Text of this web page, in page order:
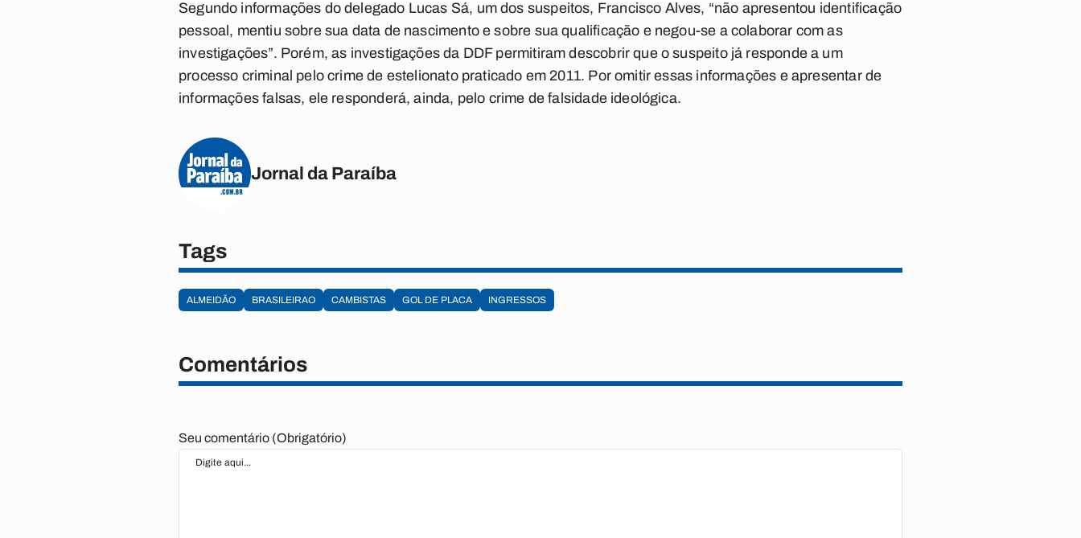
Segundo informações do delegado Lucas Sá, um dos suspeitos, Francisco Alves, “não apresentou identificação
pessoal, mentiu sobre sua data de nascimento e sobre sua qualificação e negou-se a colaborar com as
investigações”. Porém, as investigações da DDF permitiram descobrir que o suspeito já responde a um
processo criminal pelo crime de estelionato praticado em 2011. Por omitir essas informações e apresentar de
informações falsas, ele responderá, ainda, pelo crime de falsidade ideológica.
Jornal da Paraíba
Tags
ALMEIDÃO BRASILEIRAO CAMBISTAS GOL DE PLACA INGRESSOS
Comentários
Seu comentário (Obrigatório)